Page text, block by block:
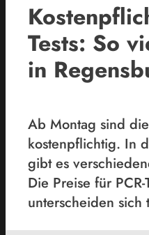
Tests: So
in
Ab Montag sind die
kostenpflichtig. In
gibt es
Die Preise für
unterscheiden sich